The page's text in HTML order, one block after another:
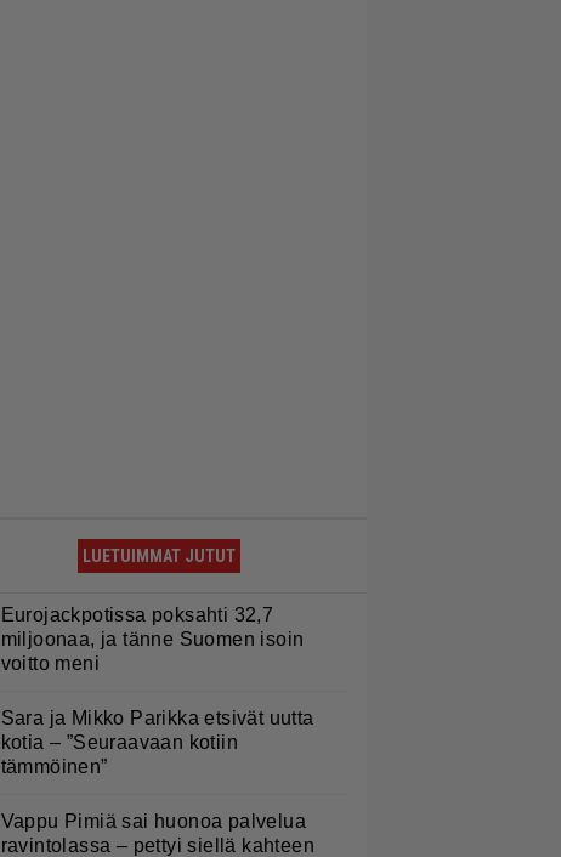
LUETUIMMAT JUTUT
Eurojackpotissa poksahti 32,7
miljoonaa, ja tänne Suomen isoin
voitto meni
Sara ja Mikko Parikka etsivät uutta
kotia – ”Seuraavaan kotiin
tämmöinen”
Vappu Pimiä sai huonoa palvelua
ravintolassa – pettyi siellä kahteen